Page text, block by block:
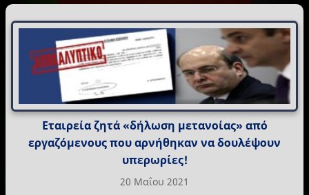
Εταιρεία ζητά «δήλωση μετανοίας» από
εργαζόμενους που αρνήθηκαν να δουλέψουν
υπερωρίες!
20 Μαΐου 2021